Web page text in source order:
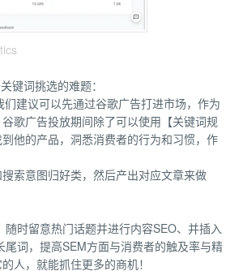
键词挑选的难题：
建议可以先通过谷歌广告打进市场，作为
歌广告投放期间除了可以使用【关键词规
他的产品，洞悉消费者的行为和习惯，作
索意图归好类，然后产出对应文章来做
时留意热门话题并进行内容SEO、并插入
词，提高SEM方面与消费者的触及率与精
人，就能抓住更多的商机！